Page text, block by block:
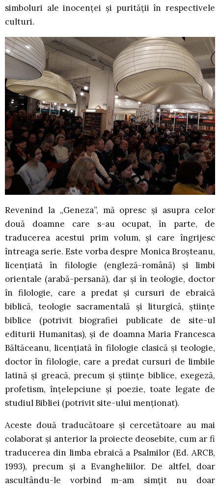
simboluri ale inocenței și purității în respectivele
culturi.
Revenind la „Geneza”, mă opresc și asupra celor
două doamne care s-au ocupat, în parte, de
traducerea acestui prim volum, și care îngrijesc
întreaga serie. Este vorba despre Monica Broșteanu,
licențiată în filologie (engleză-română) și limbi
orientale (arabă-persană), dar și în teologie, doctor
în filologie, care a predat și cursuri de ebraică
biblică, teologie sacramentală și liturgică, științe
biblice (potrivit biografiei publicate de site-ul
editurii Humanitas), și de doamna Maria Francesca
Băltăceanu, licențiată în filologie clasică și teologie,
doctor în filologie, care a predat cursuri de limbile
latină și greacă, precum și științe biblice, exegeză,
profetism, înțelepciune și poezie, toate legate de
studiul Bibliei (potrivit site-ului menționat).
Aceste două traducătoare și cercetătoare au mai
colaborat și anterior la proiecte deosebite, cum ar fi
traducerea din limba ebraică a Psalmilor (Ed. ARCB,
1993), precum și a Evangheliilor. De altfel, doar
ascultându-le vorbind m-am simțit nu doar